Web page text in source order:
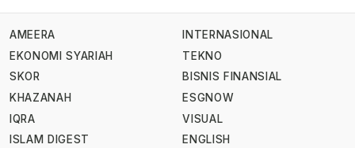
AMEERA
EKONOMI SYARIAH
SKOR
KHAZANAH
IQRA
ISLAM DIGEST
INTERNASIONAL
TEKNO
BISNIS FINANSIAL
ESGNOW
VISUAL
ENGLISH